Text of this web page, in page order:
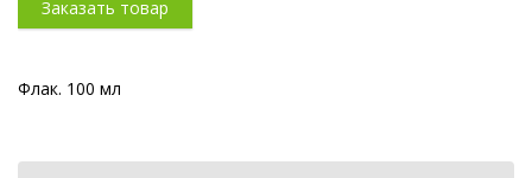
Заказать товар
Флак. 100 мл